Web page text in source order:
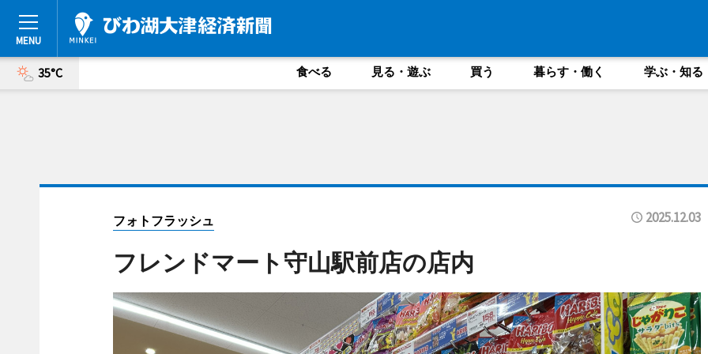
35°C 食べる 見る・遊ぶ 買う 暮らす・働く 学ぶ・知る
フォトフラッシュ 2025.12.03
フレンドマート守山駅前店の店内